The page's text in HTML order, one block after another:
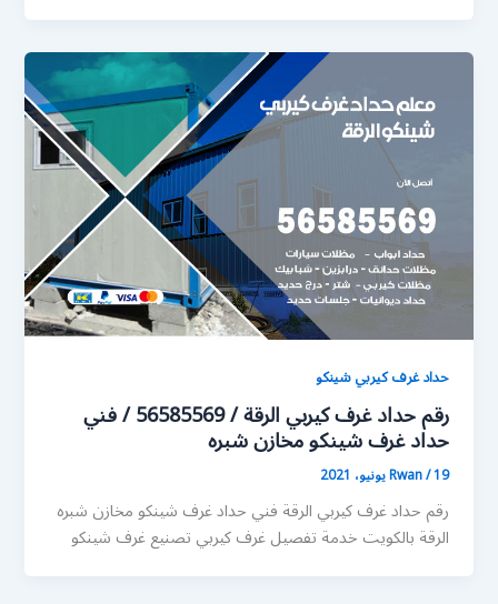
حداد غرف كيربي شينكو
رقم حداد غرف كيربي الرقة / 56585569 / فني
حداد غرف شينكو مخازن شبره
Rwan/19 يونيو، 2021
رقم حداد غرف كيربي الرقة فني حداد غرف شينكو مخازن شبره
الرقة بالكويت خدمة تفصيل غرف كيربي تصنيع غرف شينكو